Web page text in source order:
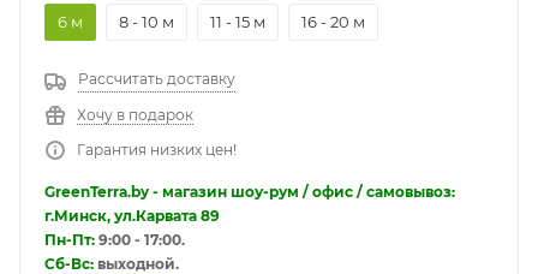
6 м
8 - 10 м 11 - 15 м 16 - 20 м
Рассчитать доставку
Хочу в подарок
Гарантия низких цен!
GreenTerra.by - магазин шоу-рум / офис / самовывоз:
г.Минск, ул.Карвата 89
Пн-Пт: 9:00 - 17:00.
Сб-Вс: выходной.